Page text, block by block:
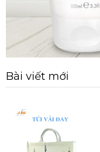
Bài viết mới